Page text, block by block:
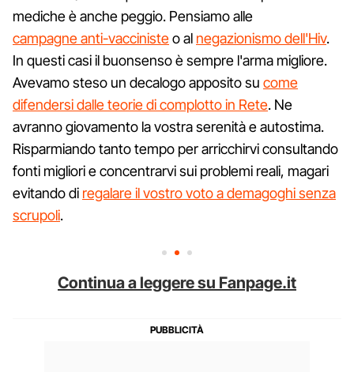
mediche è anche peggio. Pensiamo alle
campagne anti-vaccinisteo al negazionismo dell'Hiv.
In questi casi il buonsenso è sempre l'arma migliore.
Avevamo steso un decalogo apposito su come
difendersi dalle teorie di complotto in Rete. Ne
avranno giovamento la vostra serenità e autostima.
Risparmiando tanto tempo per arricchirvi consultando
fonti migliori e concentrarvi sui problemi reali, magari
evitando di regalare il vostro voto a demagoghi senza
scrupoli.
Continua a leggere su Fanpage.it